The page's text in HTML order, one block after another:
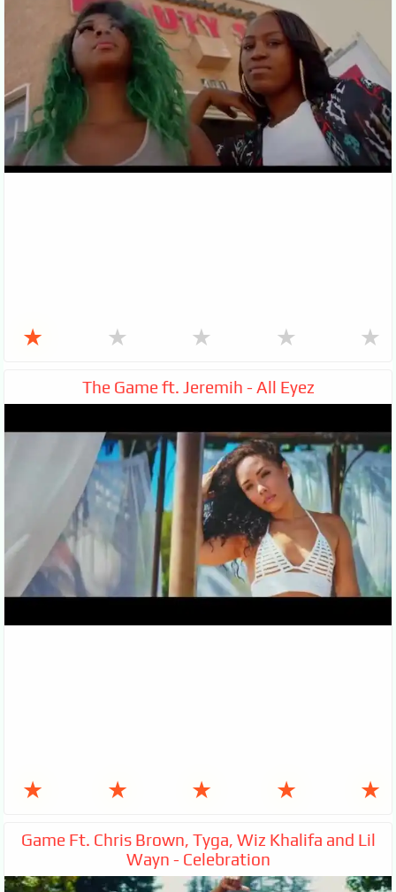
★ ★ ★ ★ ★
The Game ft. Jeremih - All Eyez
★ ★ ★ ★ ★
Game Ft. Chris Brown, Tyga, Wiz Khalifa and Lil
Wayn - Celebration